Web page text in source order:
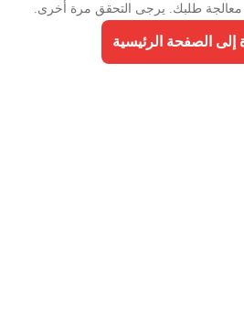
معالجة طلبك. يرجى التحقق مرة أخرى.
إلى الصفحة الرئيسية